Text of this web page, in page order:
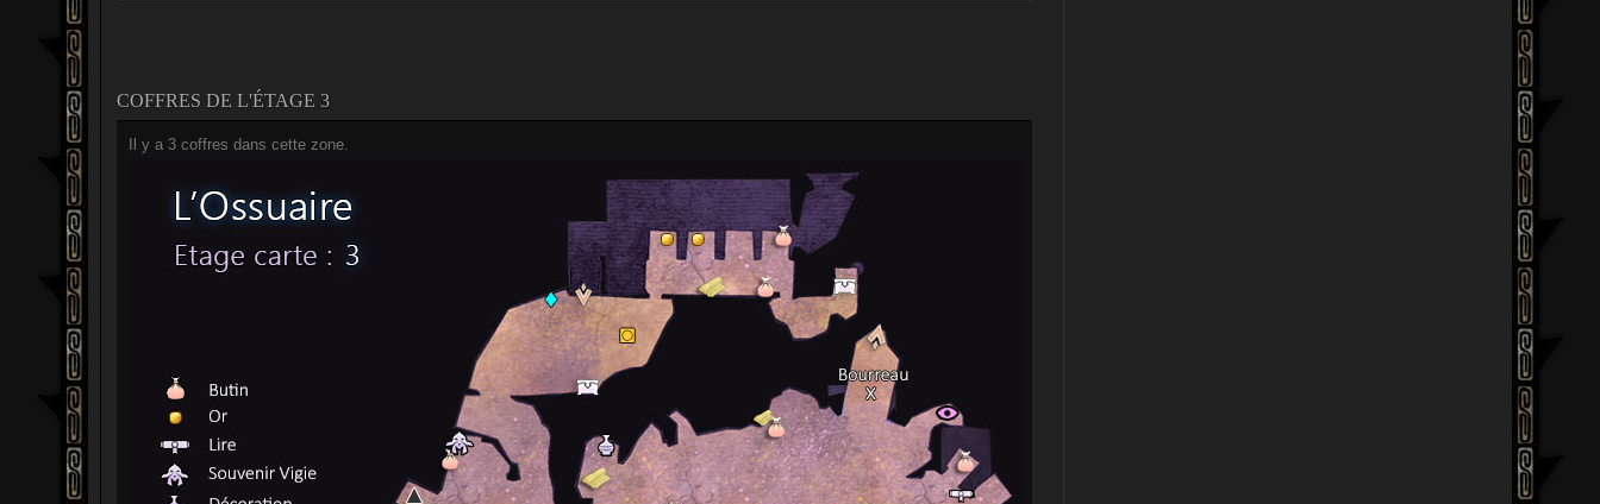
COFFRES DE L'ÉTAGE 3
Il y a 3 coffres dans cette zone.